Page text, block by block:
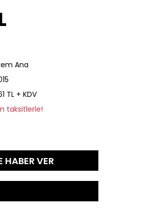
Ana
TL + KDV
taksitlerle!
HABER VER